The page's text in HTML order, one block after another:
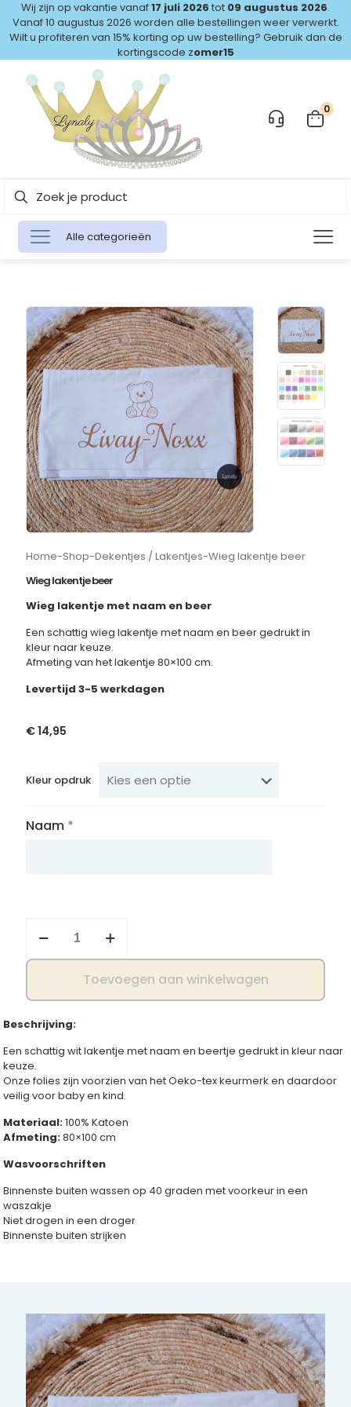
Wij zijn op vakantie vanaf17 juli 2026 tot 09 augustus 2026.
Vanaf 10 augustus 2026 worden alle bestellingen weer verwerkt.
Wilt u profiteren van 15% korting op uw bestelling? Gebruik dan de
kortingscode zomer15
0
Alle categorieën
Home-Shop-Dekentjes / Lakentjes-Wieg lakentje beer
Wieg lakentje beer
Wieg lakentje met naam en beer
Een schattig wieg lakentje met naam en beer gedrukt in
kleur naar keuze.
Afmeting van het lakentje 80×100 cm.
Levertijd 3-5 werkdagen
€14,95
Kleur opdruk
Naam *
lakentje
Toevoegen aan winkelwagen
Beschrijving:
Een schattig wit lakentje met naam en beertje gedrukt in kleur naar
keuze.
Onze folies zijn voorzien van het Oeko-tex keurmerk en daardoor
veilig voor baby en kind.
Materiaal:100% Katoen
Afmeting:80×100 cm
Wasvoorschriften
Binnenste buiten wassen op 40 graden met voorkeur in een
waszakje
Niet drogen in een droger
Binnenste buiten strijken